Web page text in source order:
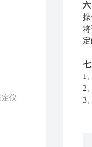
仪
六
操
将
七
1
2
3